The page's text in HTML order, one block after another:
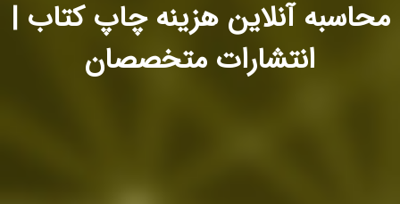
محاسبه آنلاین هزینه چاپ کتاب |
انتشارات متخصصان